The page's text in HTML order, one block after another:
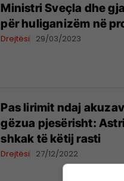
Ministri Sveçla dhe
për huliganizëm në
Drejtësi 29/03/2023
Pas lirimit ndaj
gëzua pjesërisht:
shkak të këtij rasti
Drejtësi 27/12/2022